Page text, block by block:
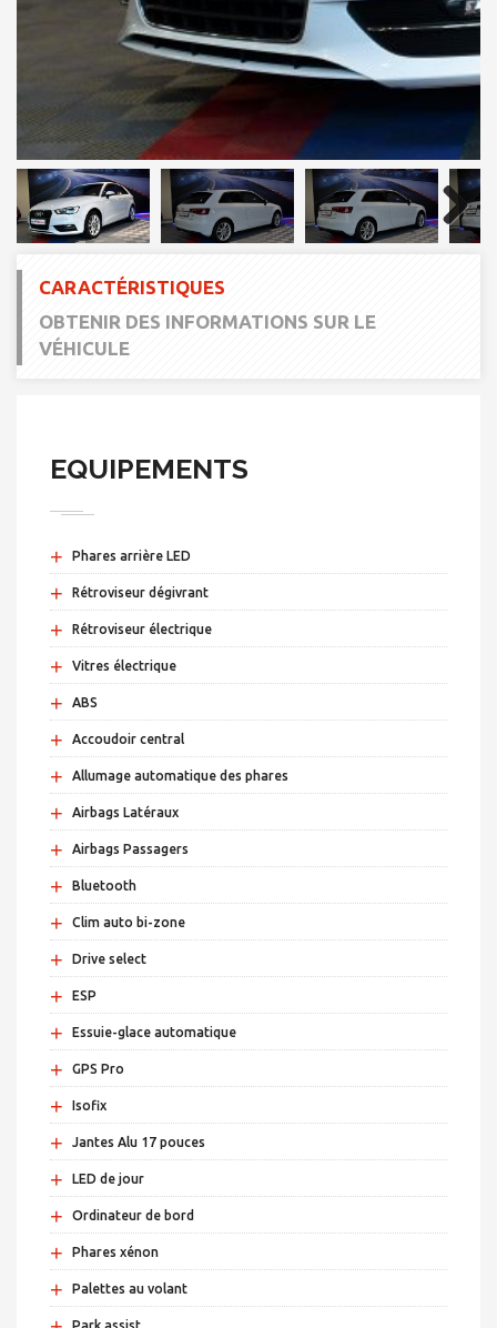
CARACTÉRISTIQUES
OBTENIR DES INFORMATIONS SUR LE
VÉHICULE
EQUIPEMENTS
+ Phares arrière LED
+ Rétroviseur dégivrant
+ Rétroviseur électrique
+ Vitres électrique
+ ABS
+ Accoudoir central
+ Allumage automatique des phares
+ Airbags Latéraux
+ Airbags Passagers
+ Bluetooth
+ Clim auto bi-zone
+ Drive select
+ ESP
+ Essuie-glace automatique
+ GPS Pro
+ Isofix
+ Jantes Alu 17 pouces
+ LED de jour
+ Ordinateur de bord
+ Phares xénon
+ Palettes au volant